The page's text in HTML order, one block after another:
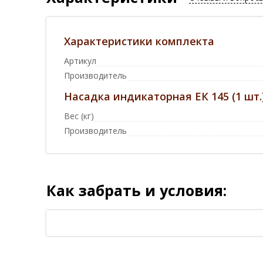
Характеристики комплекта
Артикул
Производитель
Насадка индикаторная ЕК 145 (1
Вес (кг)
Производитель
Как забрать и условия: